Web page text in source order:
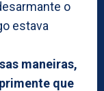
o
estava
maneiras,
que